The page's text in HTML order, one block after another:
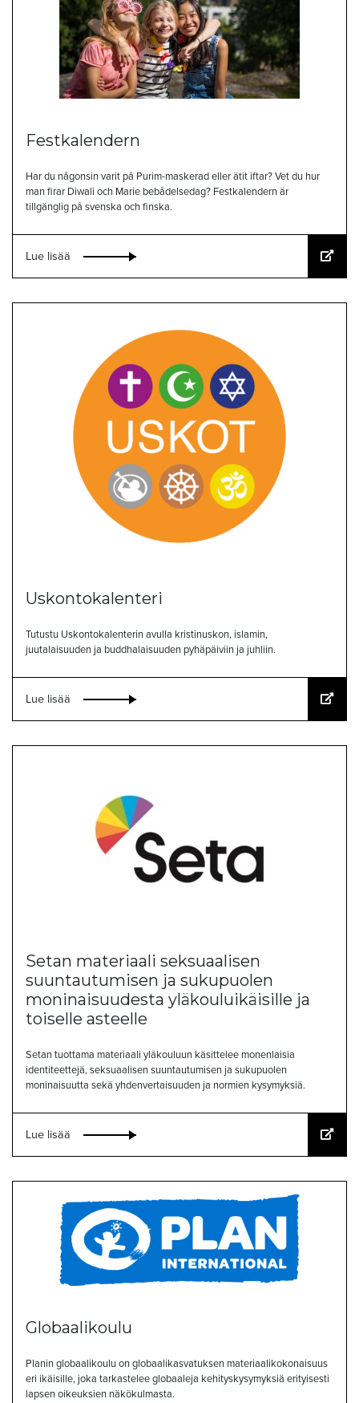
Festkalendern
Har du någonsin varit på Purim-maskerad eller ätit iftar? Vet du hur
man firar Diwali och Marie bebådelsedag? Festkalendern är
tillgänglig på svenska och finska.
Lue lisää
Uskontokalenteri
Tutustu Uskontokalenterin avulla kristinuskon, islamin,
juutalaisuuden ja buddhalaisuuden pyhäpäiviin ja juhliin.
Lue lisää
Setan materiaali seksuaalisen
suuntautumisen ja sukupuolen
moninaisuudesta yläkouluikäisille ja
toiselle asteelle
Setan tuottama materiaali yläkouluun käsittelee monenlaisia
identiteettejä, seksuaalisen suuntautumisen ja sukupuolen
moninaisuutta sekä yhdenvertaisuuden ja normien kysymyksiä.
Lue lisää
Globaalikoulu
Planin globaalikoulu on globaalikasvatuksen materiaalikokonaisuus
eri ikäisille, joka tarkastelee globaaleja kehityskysymyksiä erityisesti
lapsen oikeuksien näkökulmasta.